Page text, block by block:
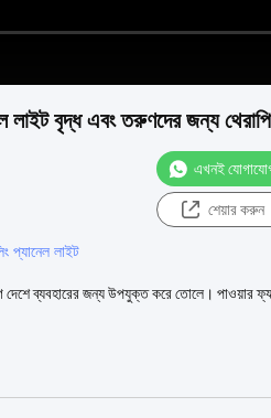
বৃদ্ধ এবং তরুণদের জন্য
এখনই
শেয়ার করুন
প্যানেল লাইট
দেশে ব্যবহারের জন্য উপযুক্ত করে তোলে। পাওয়ার